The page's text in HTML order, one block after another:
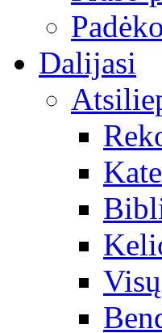
Dalijasi